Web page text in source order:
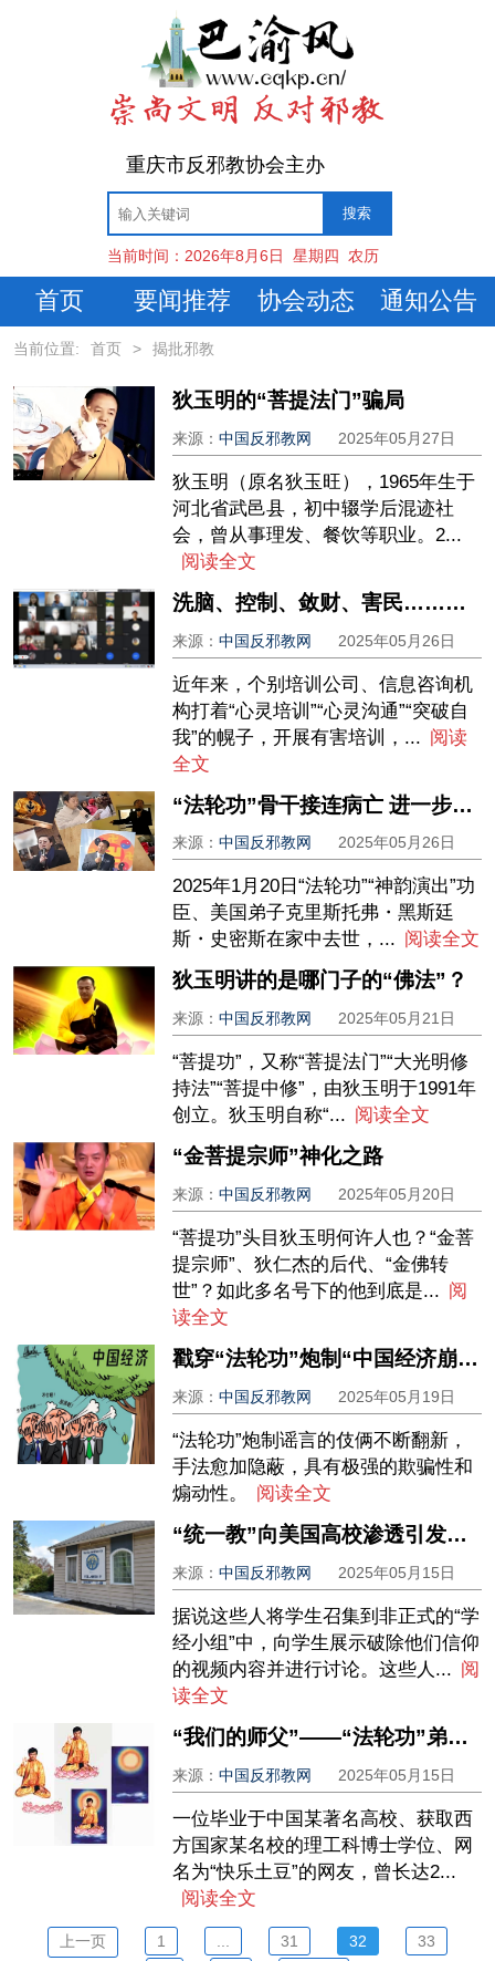
重庆市反邪教协会主办
当前时间： 2026年8月6日 星期四 农历
首页 要闻推荐 协会动态 通知公告
当前位置: 首页 > 揭批邪教
狄玉明的“菩提法门”骗局
来源：中国反邪教网 2025年05月27日
狄玉明（原名狄玉旺），1965年生于
河北省武邑县，初中辍学后混迹社
会，曾从事理发、餐饮等职业。2...
阅读全文
洗脑、控制、敛财、害民……揭开“唯识深层沟通”迷信邪说的画皮
来源：中国反邪教网 2025年05月26日
近年来，个别培训公司、信息咨询机
构打着“心灵培训”“心灵沟通”“突破自
我”的幌子，开展有害培训，... 阅读
全文
“法轮功”骨干接连病亡 进一步揭穿李洪志真面目
来源：中国反邪教网 2025年05月26日
2025年1月20日“法轮功”“神韵演出”功
臣、美国弟子克里斯托弗・黑斯廷
斯・史密斯在家中去世，... 阅读全文
狄玉明讲的是哪门子的“佛法”？
来源：中国反邪教网 2025年05月21日
“菩提功”，又称“菩提法门”“大光明修
持法”“菩提中修”，由狄玉明于1991年
创立。狄玉明自称“... 阅读全文
“金菩提宗师”神化之路
来源：中国反邪教网 2025年05月20日
“菩提功”头目狄玉明何许人也？“金菩
提宗师”、狄仁杰的后代、“金佛转
世”？如此多名号下的他到底是... 阅
读全文
戳穿“法轮功”炮制“中国经济崩溃论”的谎言迷局
来源：中国反邪教网 2025年05月19日
“法轮功”炮制谣言的伎俩不断翻新，
手法愈加隐蔽，具有极强的欺骗性和
煽动性。
阅读全文
“统一教”向美国高校渗透引发关注
来源：中国反邪教网 2025年05月15日
据说这些人将学生召集到非正式的“学
经小组”中，向学生展示破除他们信仰
的视频内容并进行讨论。这些人... 阅
读全文
“我们的师父”——“法轮功”弟子眼中的李洪志
来源：中国反邪教网 2025年05月15日
一位毕业于中国某著名高校、获取西
方国家某名校的理工科博士学位、网
名为“快乐土豆”的网友，曾长达2...
阅读全文
上一页 1 31 32
33